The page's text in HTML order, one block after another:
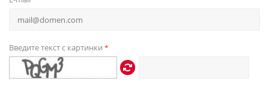
Введите текст с картинки *